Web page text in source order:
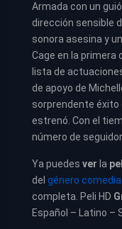
Armada con un
dirección sensible
sonora asesina y
Cage en la primera
lista de
de apoyo de
sorprendente éxito
estrenó. Con el
número de
Ya puedes ver la
del género comedia
completa. Peli HD
Español – Latino –